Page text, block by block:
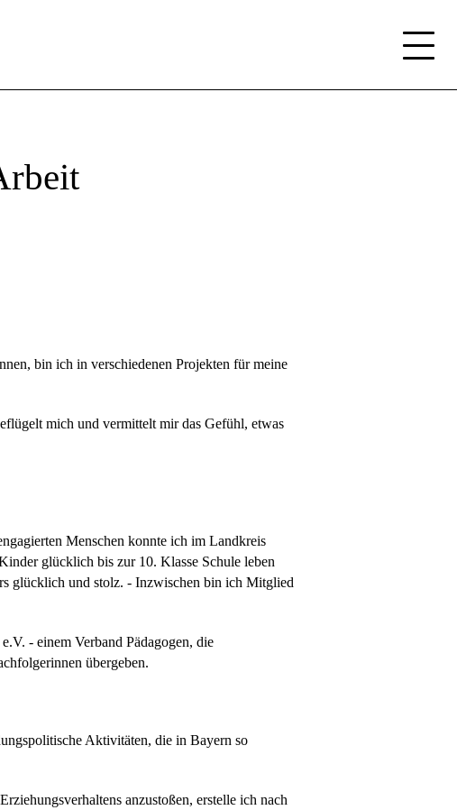
bin ich in verschiedenen Projekten für meine
mich und vermittelt mir das Gefühl, etwas
Menschen konnte ich im Landkreis
glücklich bis zur 10. Klasse Schule leben
glücklich und stolz. - Inzwischen bin ich Mitglied
- einem Verband Pädagogen, die
übergeben.
Aktivitäten, die in Bayern so
anzustoßen, erstelle ich nach